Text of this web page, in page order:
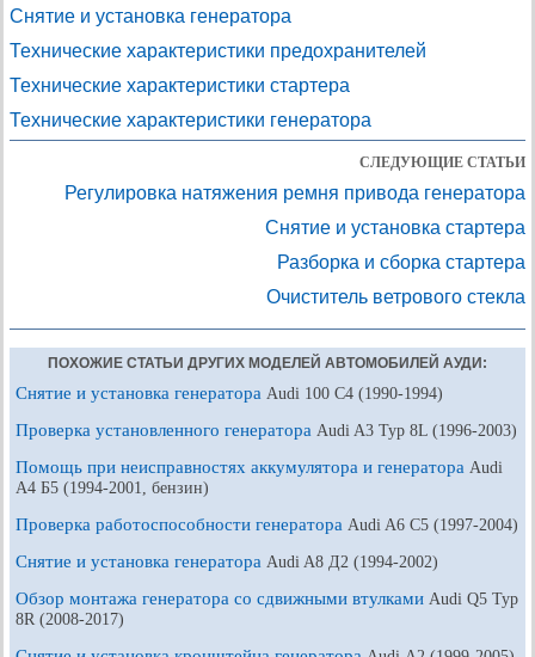
Снятие и установка генератора
Технические характеристики предохранителей
Технические характеристики стартера
Технические характеристики генератора
СЛЕДУЮЩИЕ СТАТЬИ
Регулировка натяжения ремня привода генератора
Снятие и установка стартера
Разборка и сборка стартера
Очиститель ветрового стекла
ПОХОЖИЕ СТАТЬИ ДРУГИХ МОДЕЛЕЙ АВТОМОБИЛЕЙ АУДИ:
Снятие и установка генератора Audi 100 С4 (1990-1994)
Проверка установленного генератора Audi A3 Typ 8L (1996-2003)
Помощь при неисправностях аккумулятора и генератора Audi
A4 Б5 (1994-2001, бензин)
Проверка работоспособности генератора Audi A6 С5 (1997-2004)
Снятие и установка генератора Audi A8 Д2 (1994-2002)
Обзор монтажа генератора со сдвижными втулками Audi Q5 Typ
8R (2008-2017)